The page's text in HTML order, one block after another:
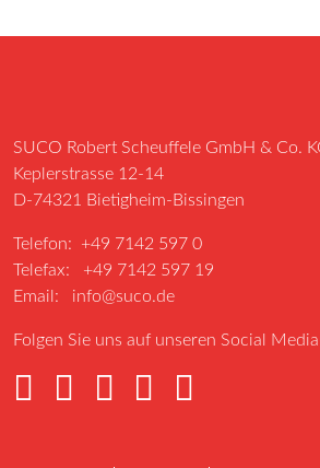
SUCO Robert Scheuffele GmbH & Co.
Keplerstrasse 12-14
D-74321 Bietigheim-Bissingen
Telefon: +49 7142 597 0
Telefax: +49 7142 597 19
Email: info@suco.de
Folgen Sie uns auf unseren Social